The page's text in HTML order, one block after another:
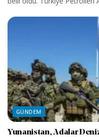
GÜNDEM
Yunanistan, Adalar